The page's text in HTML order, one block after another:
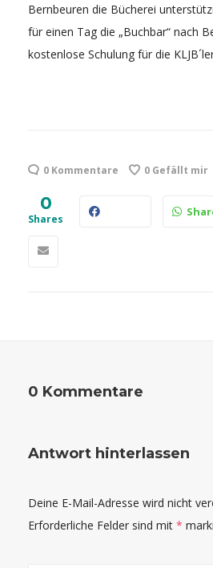
Bernbeuren die Bücherei
für einen Tag die „Buchbar“ nach
kostenlose Schulung für die
0 Kommentare 0 Gefällt mir
0
Shares
0 Kommentare
Antwort hinterlassen
Deine E-Mail-Adresse wird nicht
Erforderliche Felder sind mit *